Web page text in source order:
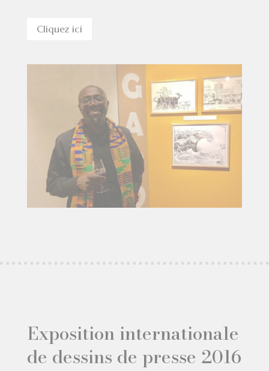
Cliquez ici
Exposition internationale
de dessins de presse 2016